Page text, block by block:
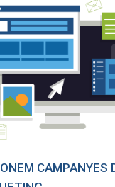
CAMPANYES